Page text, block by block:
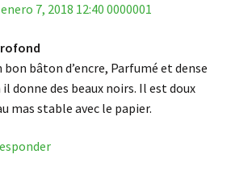
enero 7, 2018 12:40 0000001
bon bâton d’encre, Parfumé et dense
donne des beaux noirs. Il est doux
mas stable avec le papier.